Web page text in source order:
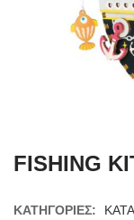
FISHING
ΚΑΤΗΓΟΡΊΕΣ: